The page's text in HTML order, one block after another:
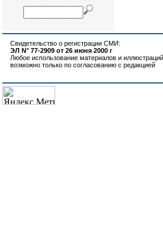
Свидетельство о регистрации СМИ:
ЭЛ N° 77-2909 от 26 июня 2000 г
Любое использование материалов и иллюстраций
возможно только по согласованию с редакцией